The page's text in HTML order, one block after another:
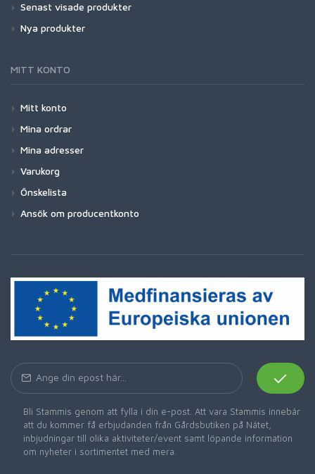
Senast visade produkter
Nya produkter
MITT KONTO
Mitt konto
Mina ordrar
Mina adresser
Varukorg
Önskelista
Ansök om producentkonto
Bli Stammis genom att fylla i din e-post. Att vara Stammis innebär
att du kommer få erbjudanden från Gårdsbutiken på Nätet,
inbjudningar till olika aktiviteter/event samt löpande information
om nyheter i sortimentet med mera.